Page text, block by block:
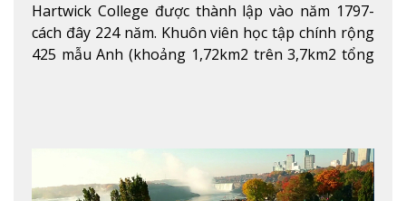
Hartwick College được thành lập vào năm 1797-
cách đây 224 năm. Khuôn viên học tập chính rộng
425 mẫu Anh (khoảng 1,72km2 trên 3,7km2 tổng